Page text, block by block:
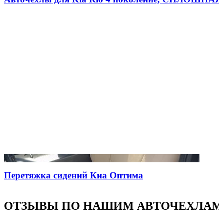
Перетяжка сидений Киа Оптима
ОТЗЫВЫ ПО НАШИМ